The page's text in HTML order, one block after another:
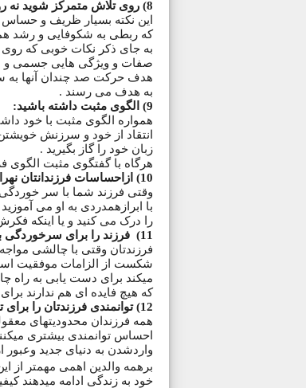
8) روی تلاش متمرکز شوید نه روی نتایج:
این نکته بسیار ظریف و
که ربطی به شکوفایی و رشد
به جای ذکر نکات خوبی که
صفات و ویژگی هایی جسمی و
هدف حرکت صد چندان آنها به
به هدف می رسند .
9) الگوی مثبت داشته باشید:
همواره الگوی مثبت با خود
انتقاد از خود و سرزنش خویشتن
زبان خود را گاز بگیرید .
هرگاه با گفتگوی مثبت الگوی
10) ازاحساسات فرزندانتان نهراسید :
وقتی فرزند شما با سر
با ابرازهمدردی به او می
را درک می کنید و یا اینکه
11) فرزند را برای سرخوردگی بیشترآماده نکنید:
فرزندتان وقتی با چالشی
شکست از الزامات موفقیت است
میکند برای دست یابی به راه
که هیچ فایده ای هم ندارند
12) توانمندی فرزندتان را برای تاثیرگذاری تایید کنید:
همه فرزندان محدودیتهای
احساس توانمندی بیشتری
واردشدن به دنیای جدید وعبور
برهمه والدین اهمی مهمتر از
خود به زندگی ادامه میدهند